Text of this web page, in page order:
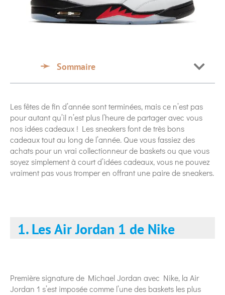
Sommaire
Les fêtes de fin d’année sont terminées, mais ce n’est pas
pour autant qu’il n’est plus l’heure de partager avec vous
nos idées cadeaux ! Les sneakers font de très bons
cadeaux tout au long de l’année. Que vous fassiez des
achats pour un vrai collectionneur de baskets ou que vous
soyez simplement à court d’idées cadeaux, vous ne pouvez
vraiment pas vous tromper en offrant une paire de sneakers.
1. Les Air Jordan 1 de Nike
Première signature de Michael Jordan avec Nike, la Air
Jordan 1 s’est imposée comme l’une des baskets les plus